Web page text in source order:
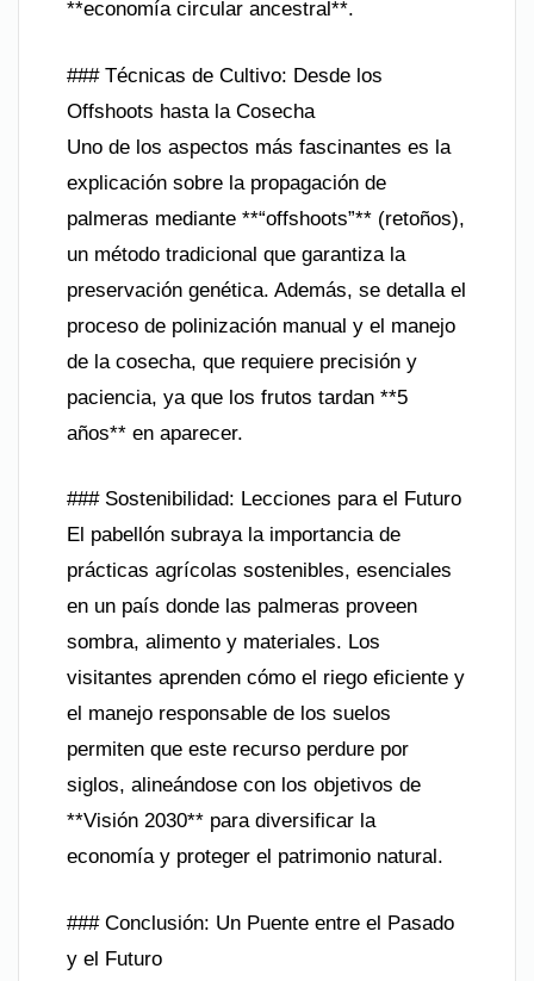
**economía circular ancestral**.
### Técnicas de Cultivo: Desde los
Offshoots hasta la Cosecha
Uno de los aspectos más fascinantes es la
explicación sobre la propagación de
palmeras mediante **“offshoots”** (retoños),
un método tradicional que garantiza la
preservación genética. Además, se detalla el
proceso de polinización manual y el manejo
de la cosecha, que requiere precisión y
paciencia, ya que los frutos tardan **5
años** en aparecer.
### Sostenibilidad: Lecciones para el Futuro
El pabellón subraya la importancia de
prácticas agrícolas sostenibles, esenciales
en un país donde las palmeras proveen
sombra, alimento y materiales. Los
visitantes aprenden cómo el riego eficiente y
el manejo responsable de los suelos
permiten que este recurso perdure por
siglos, alineándose con los objetivos de
**Visión 2030** para diversificar la
economía y proteger el patrimonio natural.
### Conclusión: Un Puente entre el Pasado
y el Futuro